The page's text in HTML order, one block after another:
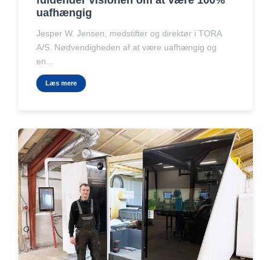
uafhængig
Jesper W. Jensen, medstifter og direktør i TORA
A/S. Nødvendigheden af at være uafhængig og
en...
Læs mere